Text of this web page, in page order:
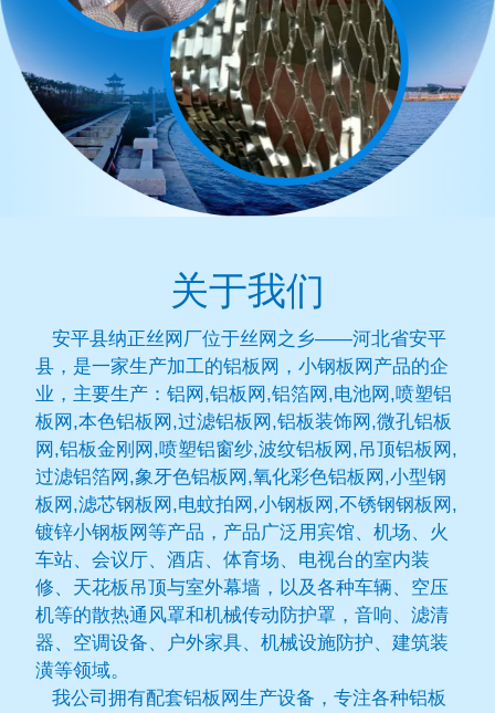
关于我们
安平县纳正丝网厂位于丝网之乡——河北省安平
县，是一家生产加工的铝板网，小钢板网产品的企
业，主要生产：铝网,铝板网,铝箔网,电池网,喷塑铝
板网,本色铝板网,过滤铝板网,铝板装饰网,微孔铝板
网,铝板金刚网,喷塑铝窗纱,波纹铝板网,吊顶铝板网,
过滤铝箔网,象牙色铝板网,氧化彩色铝板网,小型钢
板网,滤芯钢板网,电蚊拍网,小钢板网,不锈钢钢板网,
镀锌小钢板网等产品，产品广泛用宾馆、机场、火
车站、会议厅、酒店、体育场、电视台的室内装
修、天花板吊顶与室外幕墙，以及各种车辆、空压
机等的散热通风罩和机械传动防护罩，音响、滤清
器、空调设备、户外家具、机械设施防护、建筑装
潢等领域。
我公司拥有配套铝板网生产设备，专注各种铝板